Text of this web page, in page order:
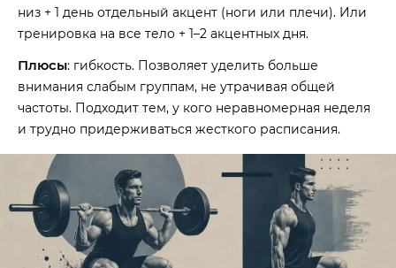
низ + 1 день отдельный акцент (ноги или плечи). Или
тренировка на все тело + 1–2 акцентных дня.
Плюсы: гибкость. Позволяет уделить больше
внимания слабым группам, не утрачивая общей
частоты. Подходит тем, у кого неравномерная неделя
и трудно придерживаться жесткого расписания.